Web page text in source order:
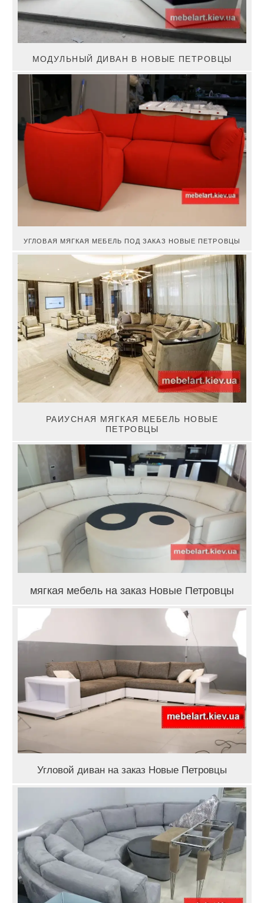
МОДУЛЬНЫЙ ДИВАН В НОВЫЕ ПЕТРОВЦЫ
УГЛОВАЯ МЯГКАЯ МЕБЕЛЬ ПОД ЗАКАЗ НОВЫЕ ПЕТРОВЦЫ
РАИУСНАЯ МЯГКАЯ МЕБЕЛЬ НОВЫЕ
ПЕТРОВЦЫ
мягкая мебель на заказ Новые Петровцы
Угловой диван на заказ Новые Петровцы